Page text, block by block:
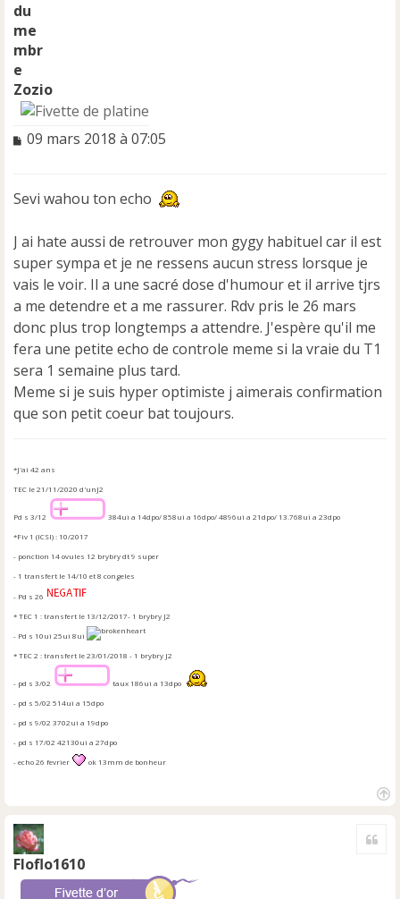
Zozio
M
a
e
n
o
n
u
09 mars 2018 à 07:05
Sevi wahou ton echo
J ai hate aussi de retrouver mon gygy habituel car il est
super sympa et je ne ressens aucun stress lorsque je
vais le voir. Il a une sacré dose d'humour et il arrive tjrs
a me detendre et a me rassurer. Rdv pris le 26 mars
donc plus trop longtemps a attendre. J'espère qu'il me
fera une petite echo de controle meme si la vraie du T1
sera 1 semaine plus tard.
Meme si je suis hyper optimiste j aimerais confirmation
que son petit coeur bat toujours.
*J'ai 42 ans
TEC le 21/11/2020 d'unJ2
Pd s 3/12
384ui a 14dpo/ 858ui a 16dpo/ 4896ui a 21dpo/ 13.768ui a 23dpo
*Fiv 1 (ICSI) : 10/2017
- ponction 14 ovules 12 brybry dt 9 super
- 1 transfert le 14/10 et 8 congeles
- Pd s 26
* TEC 1 : transfert le 13/12/2017- 1 brybry J2
- Pd s 10ui 25ui 8ui
* TEC 2 : transfert le 23/01/2018 - 1 brybry J2
- pd s 3/02
taux 186ui a 13dpo
- pd s 5/02 514ui a 15dpo
- pd s 9/02 3702ui a 19dpo
- pd s 17/02 42130ui a 27dpo
- echo 26 fevrier
ok 13mm de bonheur
Floflo1610